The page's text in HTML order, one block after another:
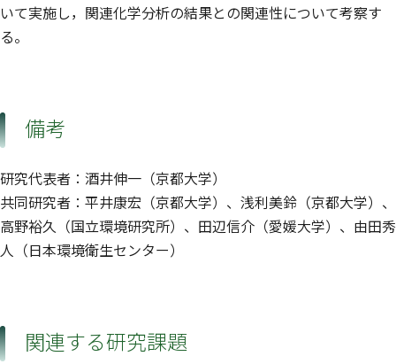
いて実施し，関連化学分析の結果との関連性について考察す
る。
備考
研究代表者：酒井伸一（京都大学）
共同研究者：平井康宏（京都大学）、浅利美鈴（京都大学）、
高野裕久（国立環境研究所）、田辺信介（愛媛大学）、由田秀
人（日本環境衛生センター）
関連する研究課題